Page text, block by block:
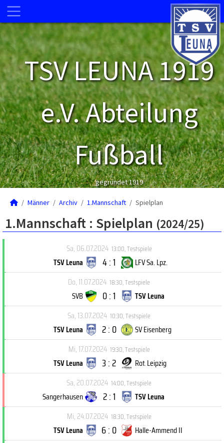
TSV LEUNA 1919
e.V. Abteilung
Fußball
gegründet 1919
Männer Archiv 1.Mannschaft Spielplan
1.Mannschaft : Spielplan (2024/25)
Sa, 06.07.2024 13:00,Testspiele
TSV Leuna 4 : 1
LFV Sa. Lpz.
Do, 11.07.2024 18:30,Testspiele
SVB 0 : 1
TSV Leuna
Sa, 13.07.2024 10:30,Testspiele
TSV Leuna 2 : 0
SV Eisenberg
Mi, 17.07.2024 19:30,Testspiele
TSV Leuna 3 : 2
Rot. Leipzig
Sa, 20.07.2024 14:00,Testspiele
Sangerhausen 2 : 1
TSV Leuna
Mi, 24.07.2024 18:30,Testspiele
TSV Leuna 6 : 0
Halle-Ammend II